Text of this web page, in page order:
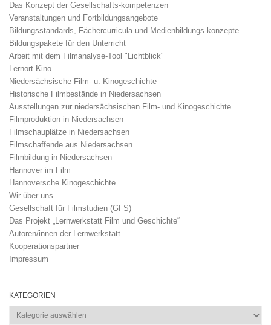
Das Konzept der Gesellschafts-kompetenzen
Veranstaltungen und Fortbildungsangebote
Bildungsstandards, Fächercurricula und Medienbildungs-konzepte
Bildungspakete für den Unterricht
Arbeit mit dem Filmanalyse-Tool "Lichtblick"
Lernort Kino
Niedersächsische Film- u. Kinogeschichte
Historische Filmbestände in Niedersachsen
Ausstellungen zur niedersächsischen Film- und Kinogeschichte
Filmproduktion in Niedersachsen
Filmschauplätze in Niedersachsen
Filmschaffende aus Niedersachsen
Filmbildung in Niedersachsen
Hannover im Film
Hannoversche Kinogeschichte
Wir über uns
Gesellschaft für Filmstudien (GFS)
Das Projekt „Lernwerkstatt Film und Geschichte“
Autoren/innen der Lernwerkstatt
Kooperationspartner
Impressum
KATEGORIEN
Kategorien